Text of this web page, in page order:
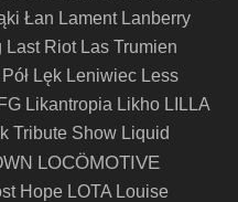
Łan Lament Lanberry
Last Riot Las Trumien
Lęk Leniwiec Less
Likantropia Likho LILLA
Tribute Show Liquid
LOCÖMOTIVE
Hope LOTA Louise